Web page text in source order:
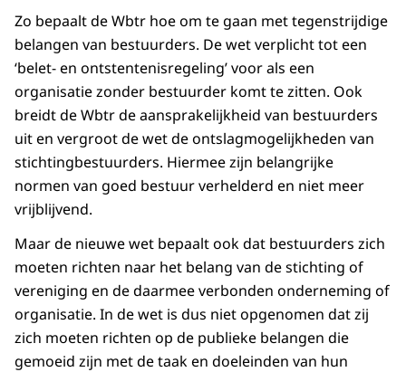
Zo bepaalt de Wbtr hoe om te gaan met tegenstrijdige
belangen van bestuurders. De wet verplicht tot een
‘belet- en ontstentenisregeling’ voor als een
organisatie zonder bestuurder komt te zitten. Ook
breidt de Wbtr de aansprakelijkheid van bestuurders
uit en vergroot de wet de ontslagmogelijkheden van
stichtingbestuurders. Hiermee zijn belangrijke
normen van goed bestuur verhelderd en niet meer
vrijblijvend.
Maar de nieuwe wet bepaalt ook dat bestuurders zich
moeten richten naar het belang van de stichting of
vereniging en de daarmee verbonden onderneming of
organisatie. In de wet is dus niet opgenomen dat zij
zich moeten richten op de publieke belangen die
gemoeid zijn met de taak en doeleinden van hun